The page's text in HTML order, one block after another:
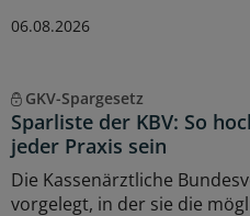
06.08.2026
GKV-Spargesetz
Sparliste der KBV: So
jeder Praxis sein
Die Kassenärztliche
vorgelegt, in der sie die